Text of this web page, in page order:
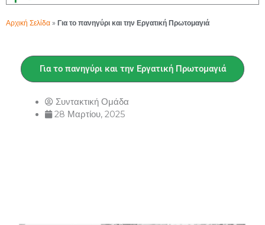
Αρχική Σελίδα » Για το πανηγύρι και την Εργατική Πρωτομαγιά
Για το πανηγύρι και την Εργατική Πρωτομαγιά
Συντακτική Ομάδα
28 Μαρτίου, 2025